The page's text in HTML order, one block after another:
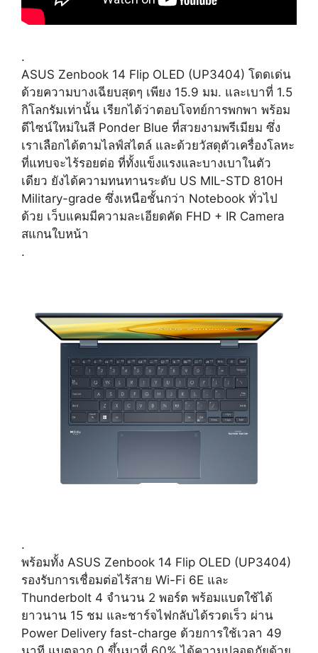
.
ASUS Zenbook 14 Flip OLED (UP3404) โดดเด่น
ด้วยความบางเฉียบสุดๆ เพียง 15.9 มม. และเบาที่ 1.5
กิโลกรัมเท่านั้น เรียกได้ว่าตอบโจทย์การพกพา พร้อม
ดีไซน์ใหม่ในสี Ponder Blue ที่สวยงามพรีเมียม ซึ่ง
เราเลือกได้ตามไลฟ์สไตล์ และด้วยวัสดุตัวเครื่องโลหะ
ที่แทบจะไร้รอยต่อ ที่ทั้งแข็งแรงและบางเบาในตัว
เดียว ยังได้ความทนทานระดับ US MIL-STD 810H
Military-grade ซึ่งเหนือชั้นกว่า Notebook ทั่วไป
ด้วย เว็บแคมมีความละเอียดคัด FHD + IR Camera
สแกนใบหน้า
.
.
พร้อมทั้ง ASUS Zenbook 14 Flip OLED (UP3404)
รองรับการเชื่อมต่อไร้สาย Wi-Fi 6E และ
Thunderbolt 4 จำนวน 2 พอร์ต พร้อมแบตใช้ได้
ยาวนาน 15 ชม และชาร์จไฟกลับได้รวดเร็ว ผ่าน
Power Delivery fast-charge ด้วยการใช้เวลา 49